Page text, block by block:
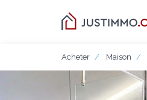
Acheter Maison